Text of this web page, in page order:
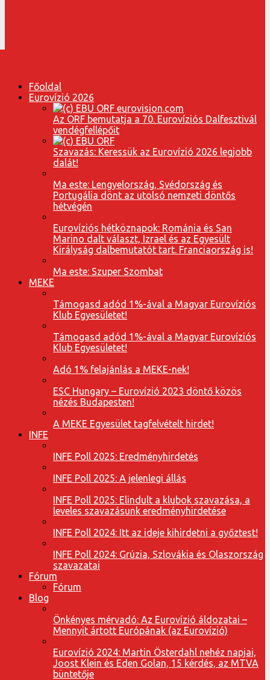
Főoldal
Eurovízió 2026
Az ORF bemutatja a 70. Eurovíziós Dalfesztivál
vendégfellépőit
Szavazás: Keressük az Eurovízió 2026 legjobb
dalát!
Ma este: Lengyelország, Svédország és
Portugália dönt az utolsó nemzeti döntős
hétvégén
Eurovíziós hétköznapok: Románia és San
Marino dalt választ, Izrael és az Egyesült
Királyság dalbemutatót tart. Franciaország is!
Ma este: Szuper Szombat
MEKE
Támogasd adód 1%-ával a Magyar Eurovíziós
Klub Egyesületet!
Támogasd adód 1%-ával a Magyar Eurovíziós
Klub Egyesületet!
Adó 1% felajánlás a MEKE-nek!
ESC Hungary – Eurovízió 2023 döntő közös
nézés Budapesten!
A MEKE Egyesület tagfelvételt hirdet!
INFE
INFE Poll 2025: Eredményhirdetés
INFE Poll 2025: A jelenlegi állás
INFE Poll 2025: Elindult a klubok szavazása, a
leveles szavazásunk eredményhirdetése
INFE Poll 2024: Itt az ideje kihirdetni a győztest!
INFE Poll 2024: Grúzia, Szlovákia és Olaszország
szavazatai
Fórum
Fórum
Blog
Önkényes mérvadó: Az Eurovízió áldozatai –
Mennyit ártott Európának (az Eurovízió)
Eurovízió 2024: Martin Österdahl nehéz napjai,
Joost Klein és Eden Golan, 15 kérdés, az MTVA
büntetője